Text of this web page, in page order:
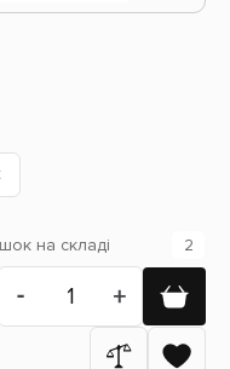
на складі 2